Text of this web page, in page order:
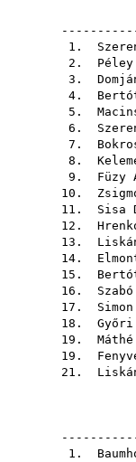
1.
2.
3.
4.
5.
6.
7.
8.
9. Füzy
10.
11. Sisa
12.
13.
14.
15.
16.
17.
18.
19.
19.
21.
1.